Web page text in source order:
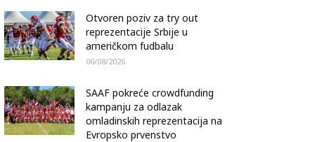
Otvoren poziv za try out
reprezentacije Srbije u
američkom fudbalu
06/08/2026
SAAF pokreće crowdfunding
kampanju za odlazak
omladinskih reprezentacija na
Evropsko prvenstvo